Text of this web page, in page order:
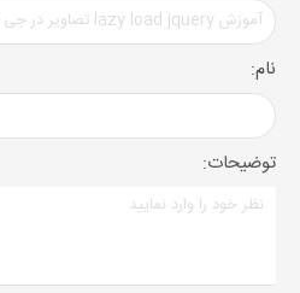
نام:
توضیحات: